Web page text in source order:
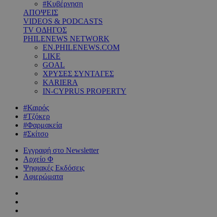
#Κυβέρνηση
ΑΠΟΨΕΙΣ
VIDEOS & PODCASTS
TV ΟΔΗΓΟΣ
PHILENEWS NETWORK
EN.PHILENEWS.COM
LIKE
GOAL
ΧΡΥΣΕΣ ΣΥΝΤΑΓΕΣ
KARIERA
IN-CYPRUS PROPERTY
#Καιρός
#Τζόκερ
#Φαρμακεία
#Σκίτσο
Εγγραφή στο Newsletter
Αρχείο Φ
Ψηφιακές Εκδόσεις
Αφιερώματα